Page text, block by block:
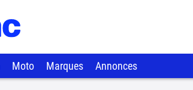
Moto Marques Annonces